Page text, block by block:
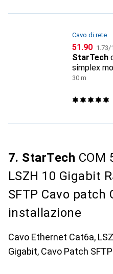
Cavo di rete
CHF
51.90 CHF
1.73/
StarTech
simplex
(UPC) da
30 m
7. StarTech COM
LSZH 10 Gigabit
SFTP Cavo patch
installazione
Cavo Ethernet Cat6a,
Gigabit, Cavo Patch SFTP